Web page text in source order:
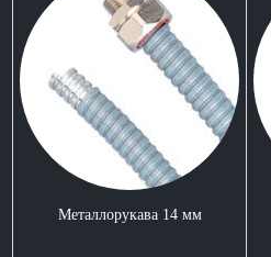
Металлорукава 14 мм